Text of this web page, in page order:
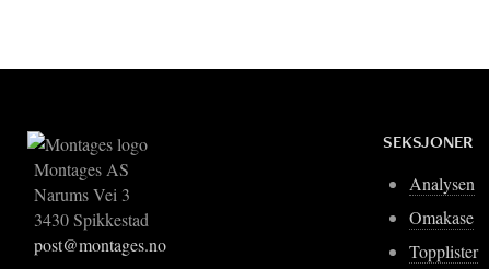
Montages AS
Narums Vei 3
3430 Spikkestad
post@montages.no
SEKSJONER
Analysen
Omakase
Topplister